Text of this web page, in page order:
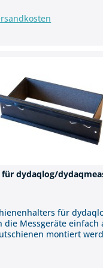
dydaqlog/
für
die Messgeräte einfach
montiert